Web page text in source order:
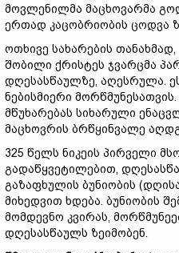
მოვლენილმა მაცხოვარმა
ერთად კაცობრიობის ცოდვა
ოთხივე სახარების
შობილი ქრისტეს ჯვარცმა
დღესასწაულზე, აღესრულა.
ნებისმიერი
მწუხარებას სიხარული
მაცხოვრის ბრწყინვალე
325 წელს ნიკეის პირველი
გადაწყვეტილებით,
გაზაფხულის ბუნიობის
მიხედვით ხდება. ბუნიობის
მომდევნო კვირას,
დღესასწაულს ზეიმობენ.